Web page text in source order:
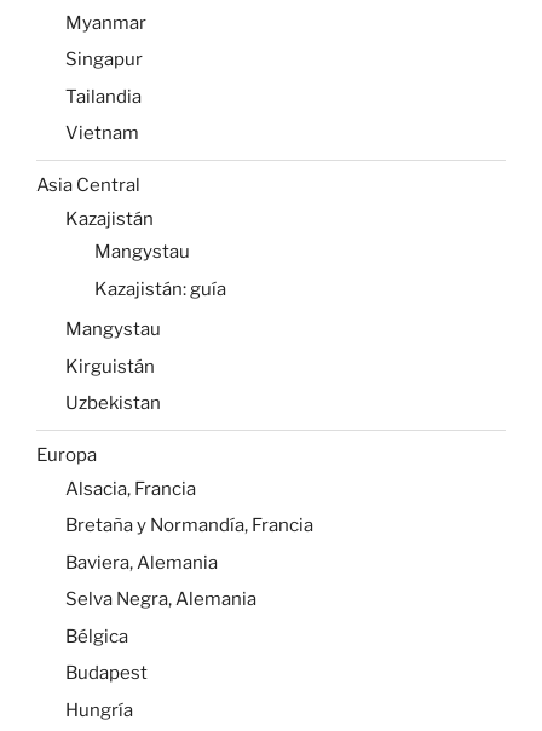
Myanmar
Singapur
Tailandia
Vietnam
Asia Central
Kazajistán
Mangystau
Kazajistán: guía
Mangystau
Kirguistán
Uzbekistan
Europa
Alsacia, Francia
Bretaña y Normandía, Francia
Baviera, Alemania
Selva Negra, Alemania
Bélgica
Budapest
Hungría